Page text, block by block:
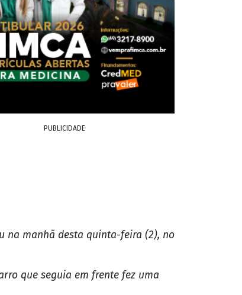
PUBLICIDADE
na manhã desta quinta-feira (2), no
que seguia em frente fez uma